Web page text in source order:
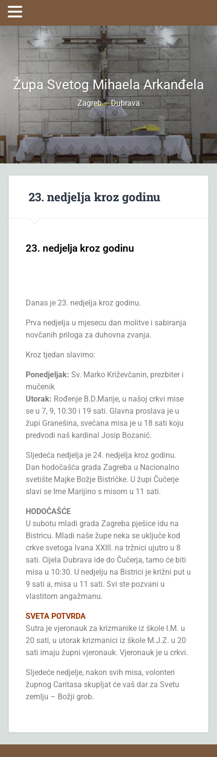
Župa Svetog Mihaela Arkanđela
Zagreb – Dubrava
23. nedjelja kroz godinu
23. nedjelja kroz godinu
Danas je 23. nedjelja kroz godinu.
Prva nedjelja u mjesecu dan molitve i sabiranja
novčanih priloga za duhovna zvanja.
Kroz tjedan slavimo:
Ponedjeljak: Sv. Marko Križevčanin, prezbiter i
mučenik
Utorak: Rođenje B.D.Marije, u našoj crkvi mise
se u 7, 9, 10:30 i 19 sati. Glavna proslava je u
župi Granešina, svečana misa je u 18 sati koju
predvodi naš kardinal Josip Bozanić.
Sljedeća nedjelja je 24. nedjelja kroz godinu.
Dan hodočašća grada Zagreba u Nacionalno
svetište Majke Božje Bistričke. U župi Čučerje
slavi se Ime Marijino s misom u 11 sati.
HODOČAŠĆE
U subotu mladi grada Zagreba pješice idu na
Bistricu. Mladi naše župe neka se uključe kod
crkve svetoga Ivana XXIII. na tržnici ujutro u 8
sati. Cijela Dubrava ide do Čučerja, tamo će biti
misa u 10:30. U nedjelju na Bistrici je križni put u
9 sati a, misa u 11 sati. Svi ste pozvani u
vlastitom angažmanu.
SVETA POTVRDA
Sutra je vjeronauk za krizmanike iz škole I.M. u
20 sati, u utorak krizmanici iz škole M.J.Z. u 20
sati imaju župni vjeronauk. Vjeronauk je u crkvi.
Sljedeće nedjelje, nakon svih misa, volonteri
župnog Caritasa skupljat će vaš dar za Svetu
zemlju – Božji grob.